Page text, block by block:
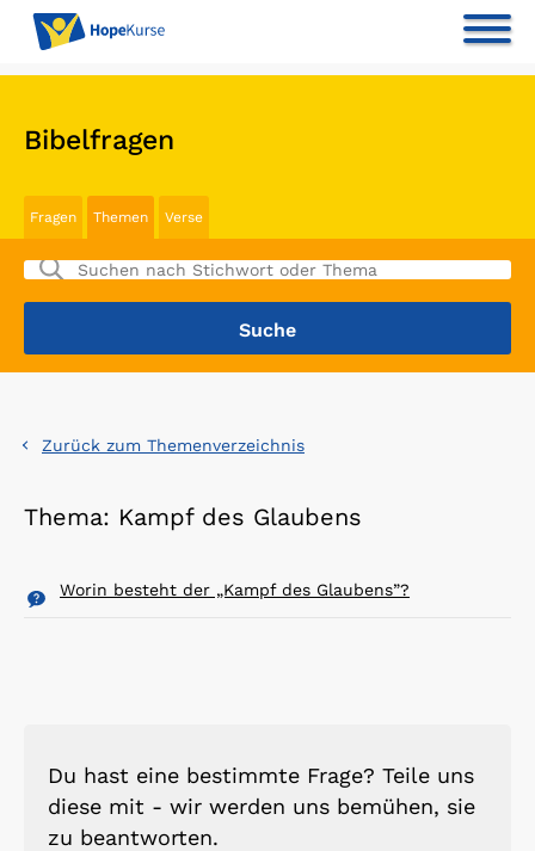
Bibelfragen
Fragen Themen Verse
Zurück zum Themenverzeichnis
Thema: Kampf des Glaubens
Worin besteht der „Kampf des Glaubens”?
Du hast eine bestimmte Frage? Teile uns
diese mit - wir werden uns bemühen, sie
zu beantworten.